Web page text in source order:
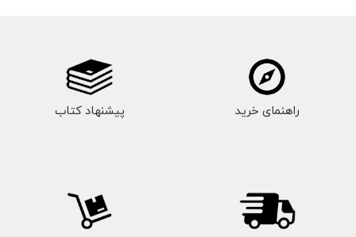
راهنمای خرید پیشنهاد کتاب